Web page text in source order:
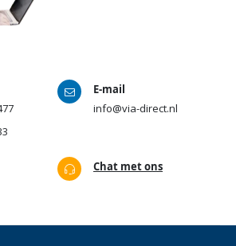
E-mail
info@via-direct.nl
Chat met ons